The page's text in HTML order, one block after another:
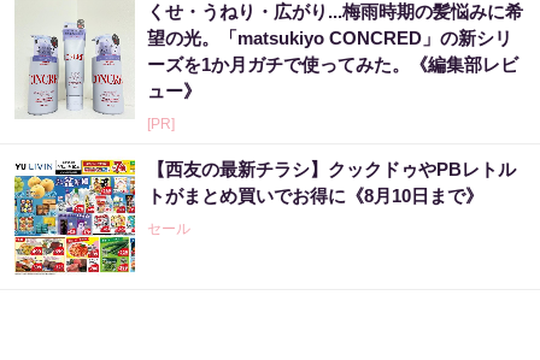
くせ・うねり・広がり...梅雨時期の髪悩みに希
望の光。「matsukiyo CONCRED」の新シリ
ーズを1か月ガチで使ってみた。《編集部レビ
ュー》
[PR]
【西友の最新チラシ】クックドゥやPBレトル
トがまとめ買いでお得に《8月10日まで》
セール